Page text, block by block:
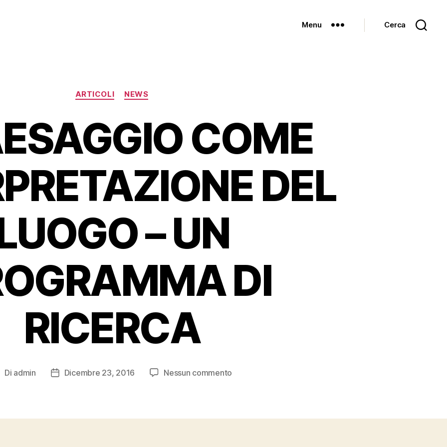
Menu Cerca
Categorie
ARTICOLI NEWS
COME
DEL
– UN
DI
RICERCA
Di admin
DataDicembre 23, 2016 Nessun commento
INTERPRETAZIONE